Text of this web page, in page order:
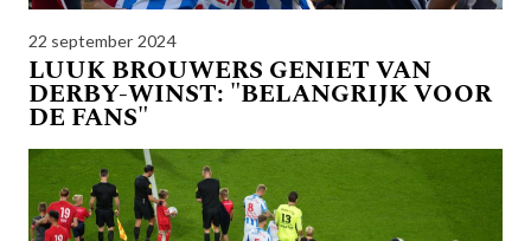
22 september 2024
LUUK BROUWERS GENIET VAN
DERBY-WINST: "BELANGRIJK VOOR
DE FANS"